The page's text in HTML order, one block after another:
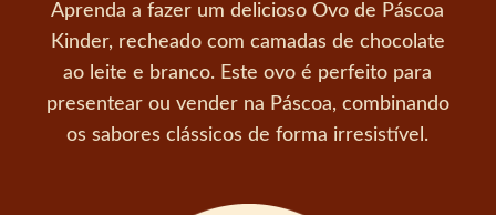
Aprenda a fazer um delicioso Ovo de Páscoa
Kinder, recheado com camadas de chocolate
ao leite e branco. Este ovo é perfeito para
presentear ou vender na Páscoa, combinando
os sabores clássicos de forma irresistível.